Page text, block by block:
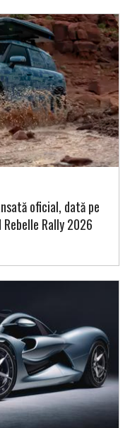
oficial, dată pe
Rally 2026